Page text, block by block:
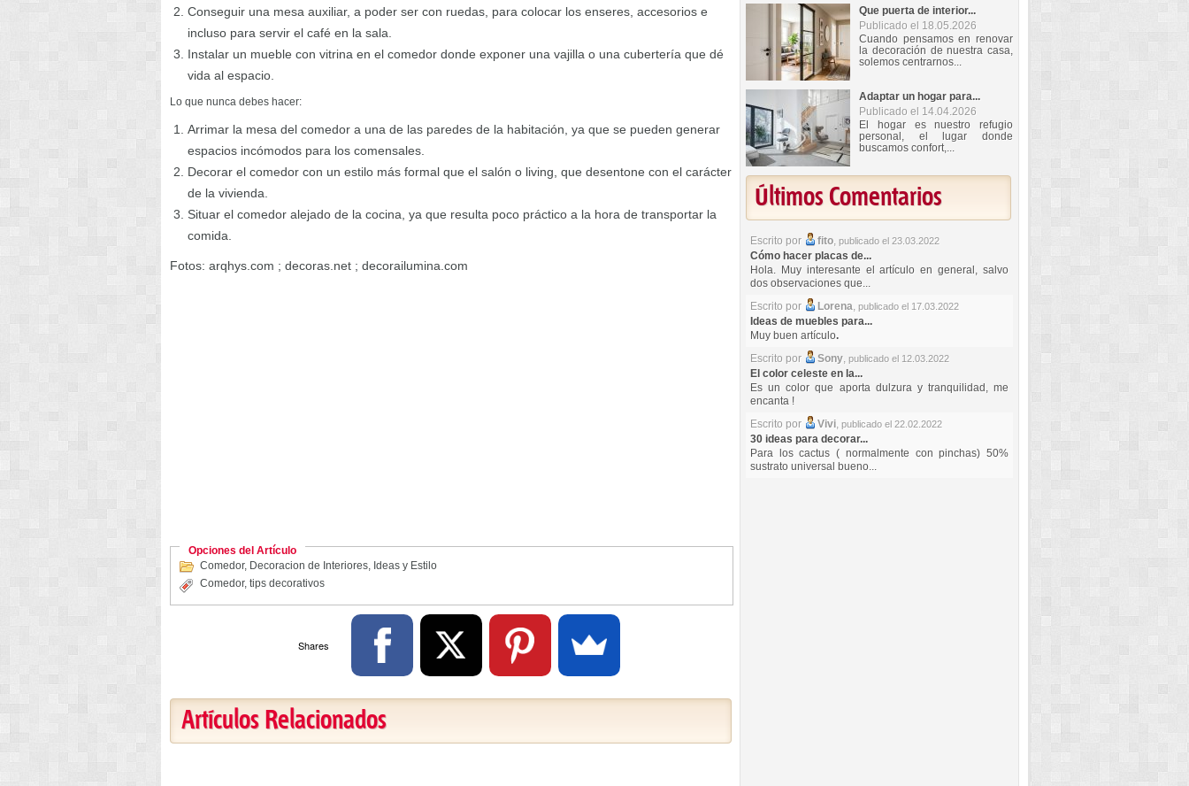
Conseguir una mesa auxiliar, a poder ser con ruedas, para colocar los enseres, accesorios e
incluso para servir el café en la sala.
Instalar un mueble con vitrina en el comedor donde exponer una vajilla o una cubertería que dé
vida al espacio.
Lo que nunca debes hacer:
Arrimar la mesa del comedor a una de las paredes de la habitación, ya que se pueden generar
espacios incómodos para los comensales.
Decorar el comedor con un estilo más formal que el salón o living, que desentone con el carácter
de la vivienda.
Situar el comedor alejado de la cocina, ya que resulta poco práctico a la hora de transportar la
comida.
Fotos: arqhys.com ; decoras.net ; decorailumina.com
Opciones del Artículo
Comedor, Decoracion de Interiores, Ideas y Estilo
Comedor, tips decorativos
Shares
Artículos Relacionados
Que puerta de interior...
Publicado el 18.05.2026
Cuando pensamos en renovar
la decoración de nuestra casa,
solemos centrarnos...
Adaptar un hogar para...
Publicado el 14.04.2026
El hogar es nuestro refugio
personal, el lugar donde
buscamos confort,...
Últimos Comentarios
Escrito por fito, publicado el 23.03.2022
Cómo hacer placas de...
Hola. Muy interesante el artículo en general, salvo
dos observaciones que...
Escrito por
Lorena, publicado el 17.03.2022
Ideas de muebles para...
Muy buen artículo.
Escrito por
Sony, publicado el 12.03.2022
El color celeste en la...
Es un color que aporta dulzura y tranquilidad, me
encanta !
Escrito por
Vivi, publicado el 22.02.2022
30 ideas para decorar...
Para los cactus ( normalmente con pinchas) 50%
sustrato universal bueno...